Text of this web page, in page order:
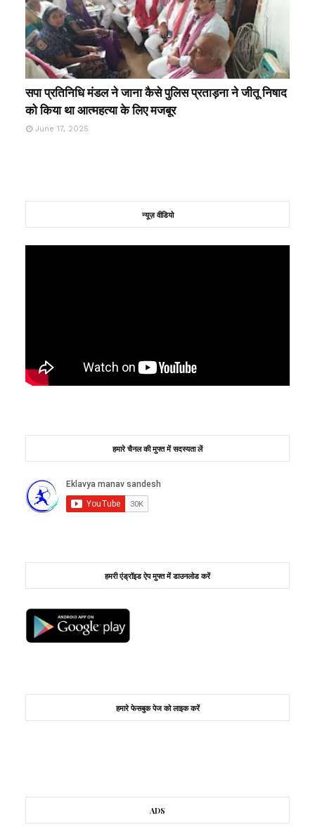
सपा प्रतिनिधि मंडल ने जाना कैसे पुलिस प्रताड़ना ने जीतू निषाद
को किया था आत्महत्या के लिए मजबूर
June 17, 2025
न्यूज़ वीडियो
हमारे चैनल की मुफ्त में सदस्यता लें
हमरी एंड्रॉइड ऐप मुफ्त में डाउनलोड करें
हमारे फेसबुक पेज को लाइक करें
ADS